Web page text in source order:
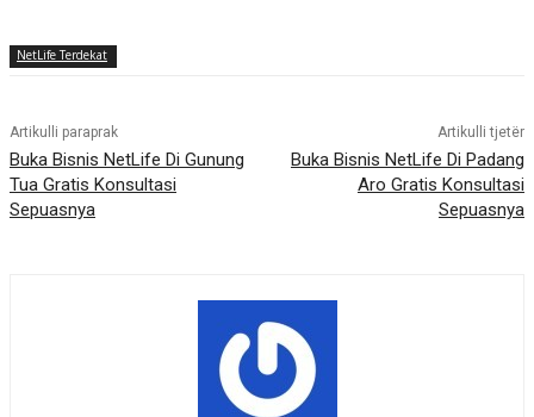
NetLife Terdekat
Artikulli paraprak
Buka Bisnis NetLife Di Gunung
Tua Gratis Konsultasi
Sepuasnya
Artikulli tjetër
Buka Bisnis NetLife Di Padang
Aro Gratis Konsultasi
Sepuasnya